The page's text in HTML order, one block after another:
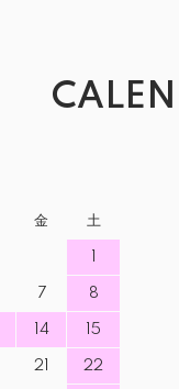
金 土
7 8
14 15
21 22